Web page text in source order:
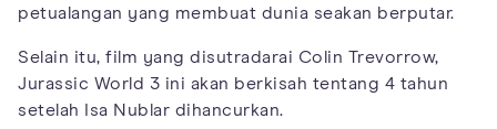
petualangan yang membuat dunia seakan berputar.
Selain itu, film yang disutradarai Colin Trevorrow,
Jurassic World 3 ini akan berkisah tentang 4 tahun
setelah Isa Nublar dihancurkan.